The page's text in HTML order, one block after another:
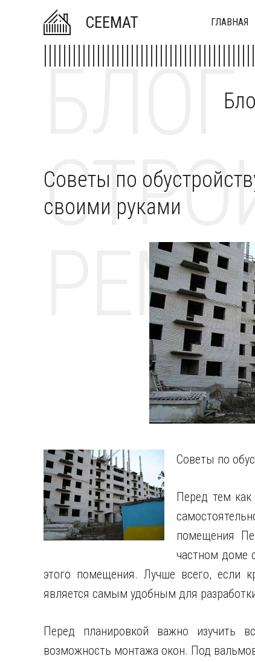
CEEMAT ГЛАВНАЯ
БЛОГ
Советы по
своими руками
Советы по
Перед тем
помещения
частном доме
этого помещения. Лучше всего, если
является самым удобным для
Перед планировкой важно изучить
возможность монтажа окон. Под